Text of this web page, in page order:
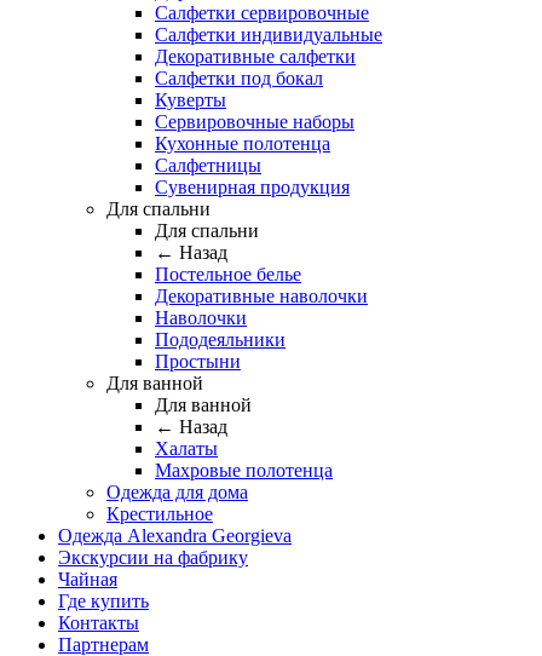
Салфетки сервировочные
Салфетки индивидуальные
Декоративные салфетки
Салфетки под бокал
Куверты
Сервировочные наборы
Кухонные полотенца
Салфетницы
Сувенирная продукция
Для спальни
Для спальни
← Назад
Постельное белье
Декоративные наволочки
Наволочки
Пододеяльники
Простыни
Для ванной
Для ванной
← Назад
Халаты
Махровые полотенца
Одежда для дома
Крестильное
Одежда Alexandra Georgieva
Экскурсии на фабрику
Чайная
Где купить
Контакты
Партнерам